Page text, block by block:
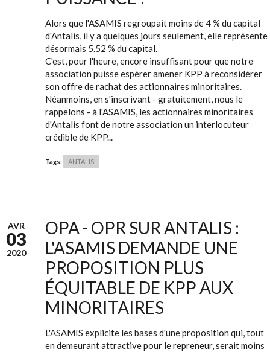
Alors que l'ASAMIS regroupait moins de 4 % du capital
d'Antalis, il y a quelques jours seulement, elle représente
désormais 5.52 % du capital.
C'est, pour l'heure, encore insuffisant pour que notre
association puisse espérer amener KPP à reconsidérer
son offre de rachat des actionnaires minoritaires.
Néanmoins, en s'inscrivant - gratuitement, nous le
rappelons - à l'ASAMIS, les actionnaires minoritaires
d'Antalis font de notre association un interlocuteur
crédible de KPP...
Tags: ANTALIS
AVR
03
2020
OPA - OPR SUR ANTALIS :
L'ASAMIS DEMANDE UNE
PROPOSITION PLUS
ÉQUITABLE DE KPP AUX
MINORITAIRES
L'ASAMIS explicite les bases d'une proposition qui, tout
en demeurant attractive pour le repreneur, serait moins